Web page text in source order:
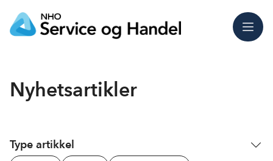
Meny
Nyhetsartikler
Type artikkel